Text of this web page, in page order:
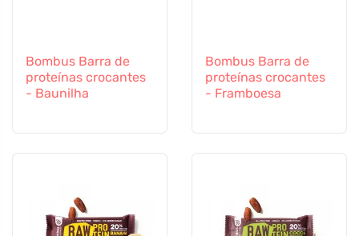
Bombus Barra de
proteínas crocantes
- Baunilha
Bombus Barra de
proteínas crocantes
- Framboesa